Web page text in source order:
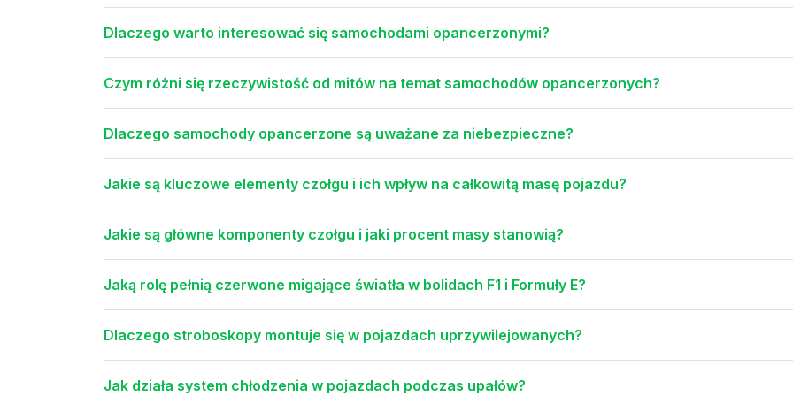
Dlaczego warto interesować się samochodami opancerzonymi?
Czym różni się rzeczywistość od mitów na temat samochodów opancerzonych?
Dlaczego samochody opancerzone są uważane za niebezpieczne?
Jakie są kluczowe elementy czołgu i ich wpływ na całkowitą masę pojazdu?
Jakie są główne komponenty czołgu i jaki procent masy stanowią?
Jaką rolę pełnią czerwone migające światła w bolidach F1 i Formuły E?
Dlaczego stroboskopy montuje się w pojazdach uprzywilejowanych?
Jak działa system chłodzenia w pojazdach podczas upałów?